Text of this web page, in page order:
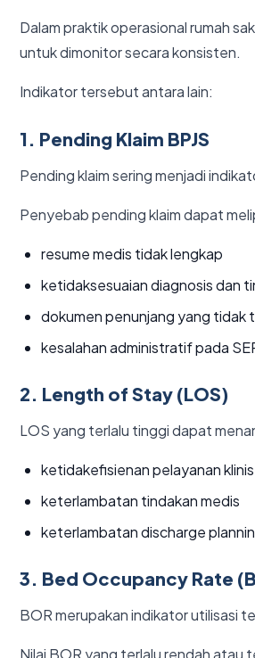
Dalam praktik operasional rumah
untuk dimonitor secara konsisten.
Indikator tersebut antara lain:
1. Pending Klaim BPJS
Pending klaim sering menjadi
Penyebab pending klaim dapat
resume medis tidak lengkap
ketidaksesuaian diagnosis dan
dokumen penunjang yang tidak
kesalahan administratif pada
2. Length of Stay (LOS)
LOS yang terlalu tinggi dapat
ketidakefisienan pelayanan klinis
keterlambatan tindakan medis
keterlambatan discharge
3. Bed Occupancy Rate
BOR merupakan indikator utilisasi
Nilai BOR yang terlalu rendah atau